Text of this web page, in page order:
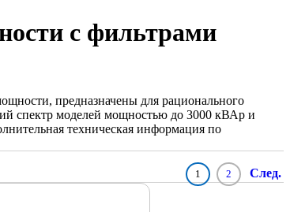
с фильтрами
предназначены для рационального
спектр моделей мощностью до 3000 кВАр и
техническая информация по
1 2 След.